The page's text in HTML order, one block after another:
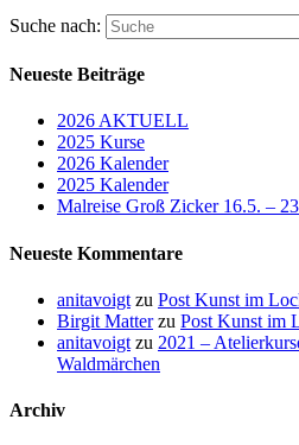
Suche nach:
Neueste Beiträge
2026 AKTUELL
2025 Kurse
2026 Kalender
2025 Kalender
Malreise Groß Zicker 16.5. –
Neueste Kommentare
anitavoigt zu Post Kunst im
Birgit Matterzu Post Kunst im
anitavoigt zu 2021 –
Waldmärchen
Archiv